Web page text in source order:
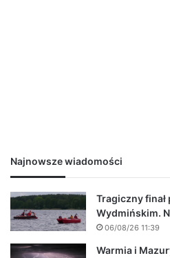
Najnowsze wiadomości
Tragiczny
Wydmińskim.
06/08/26 11:39
Warmia i